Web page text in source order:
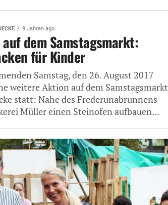
9 Jahren ago
dem Samstagsmarkt:
für Kinder
Samstag, den 26. August 2017
weitere Aktion auf dem Samstagsmarkt
statt: Nahe des Frederunabrunnens
Müller einen Steinofen aufbauen...